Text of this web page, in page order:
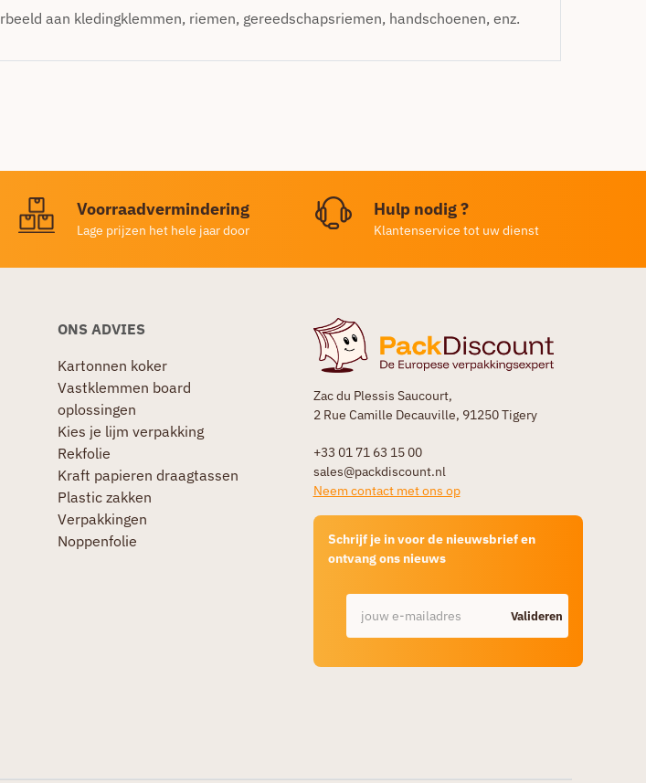
aan kledingklemmen, riemen, gereedschapsriemen, handschoenen, enz.
Voorraadvermindering
Lage prijzen het hele jaar door
Hulp nodig ?
Klantenservice tot uw dienst
Zac du Plessis Saucourt,
2 Rue Camille Decauville, 91250 Tigery
+33 01 71 63 15 00
sales@packdiscount.nl
Neem contact met ons op
Schrijf je in voor de nieuwsbrief en
ontvang ons nieuws
Valideren
ONS ADVIES
Kartonnen koker
Vastklemmen board
oplossingen
Kies je lijm verpakking
Rekfolie
Kraft papieren draagtassen
Plastic zakken
Verpakkingen
Noppenfolie